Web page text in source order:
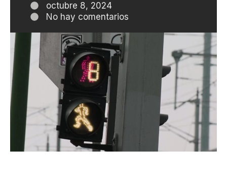
octubre 8, 2024
No hay comentarios